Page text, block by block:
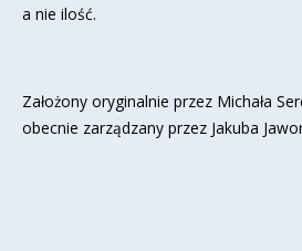
a nie ilość.
Założony oryginalnie przez Michała
obecnie zarządzany przez Jakuba